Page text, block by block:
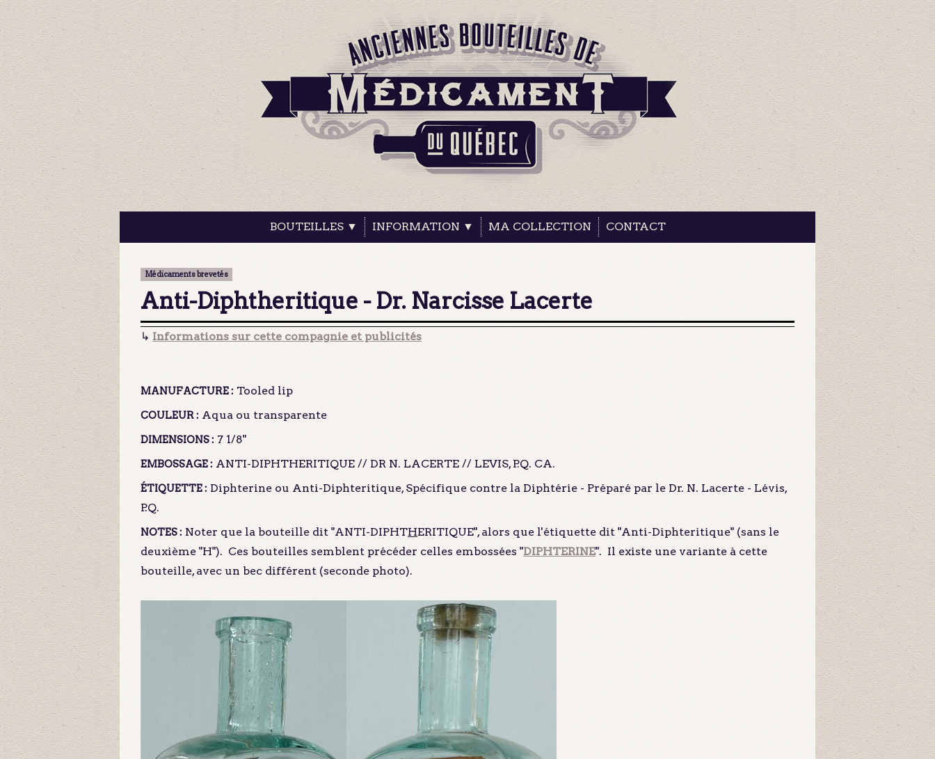
BOUTEILLES ▼ INFORMATION ▼ MA COLLECTION CONTACT
Médicaments brevetés
Anti-Diphtheritique - Dr. Narcisse Lacerte
↳ Informations sur cette compagnie et publicités
MANUFACTURE : Tooled lip
COULEUR : Aqua ou transparente
DIMENSIONS : 7 1/8"
EMBOSSAGE : ANTI-DIPHTHERITIQUE // DR N. LACERTE // LEVIS, P.Q. CA.
ÉTIQUETTE : Diphterine ou Anti-Diphteritique, Spécifique contre la Diphtérie - Préparé par le Dr. N. Lacerte - Lévis,
P.Q.
NOTES : Noter que la bouteille dit "ANTI-DIPHTHERITIQUE", alors que l'étiquette dit "Anti-Diphteritique" (sans le
deuxième "H"). Ces bouteilles semblent précéder celles embossées "DIPHTERINE". Il existe une variante à cette
bouteille, avec un bec différent (seconde photo).